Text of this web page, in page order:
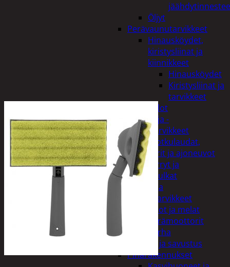
Öljyt
Perävaunutarvikkeet
Hinausköydet,
kiristysliinat ja
kiinnikkeet
Hinausköydet
Kiristysliinat ja
tarvikkeet
Valot
Rengas ja -
vannetarvikkeet
Sähköpotkulaudat,
skootterit ja ajoneuvot
Tukkikärryt ja
juontopulkat
Veneet ja
veneilytarvikkeet
Airot ja melat
Perämoottorit
Piha ja puutarha
Grillaus ja savustus
Piharakennukset